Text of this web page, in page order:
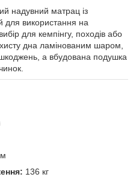
надувний матрац із
використання на
для кемпінгу, походів або
дна ламінованим шаром,
а вбудована подушка
136 кг